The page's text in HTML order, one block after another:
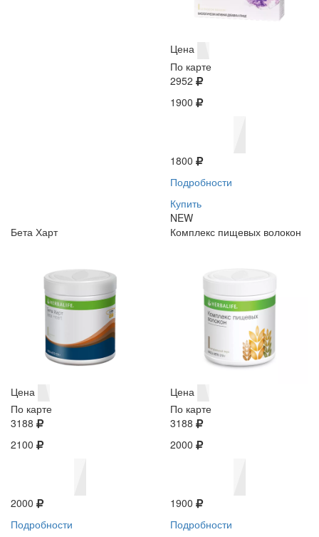
Цена
По карте
2952
1900
1800
Подробности
Купить
NEW
Бета Харт
Цена
По карте
3188
2100
2000
Подробности
Комплекс пищевых волокон
Цена
По карте
3188
2000
1900
Подробности